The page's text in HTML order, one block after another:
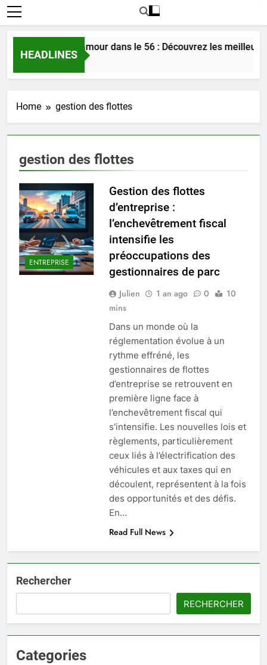
HEADLINES
Rencontrer l’amour dans le 56 : Découvrez les
2 Jours Ago
Home gestion des flottes
gestion des flottes
ENTREPRISE
Gestion des flottes
d’entreprise :
l’enchevêtrement fiscal
intensifie les
préoccupations des
gestionnaires de parc
Julien 1 an ago 0
10
mins
Dans un monde où la
réglementation évolue à un
rythme effréné, les
gestionnaires de flottes
d’entreprise se retrouvent en
première ligne face à
l’enchevêtrement fiscal qui
s’intensifie. Les nouvelles lois et
règlements, particulièrement
ceux liés à l’électrification des
véhicules et aux taxes qui en
découlent, représentent à la fois
des opportunités et des défis.
En…
Read Full News
Rechercher
RECHERCHER
Categories